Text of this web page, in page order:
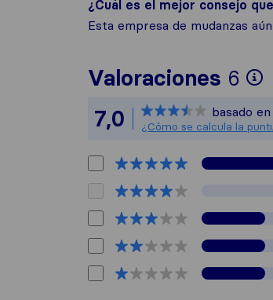
¿Cuál es el mejor consejo
Esta empresa de mudanzas
Valoraciones 6
7,0 basado en
¿Cómo se calcula la